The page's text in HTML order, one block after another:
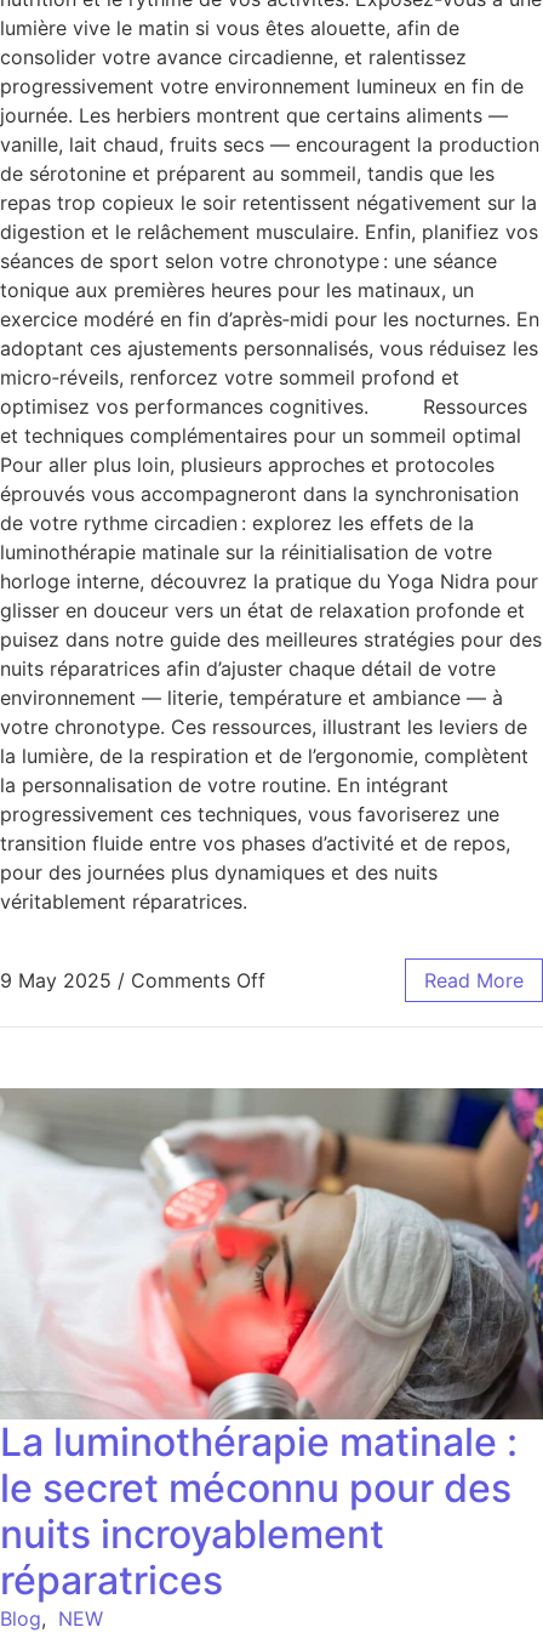
lumière vive le matin si vous êtes alouette, afin de
consolider votre avance circadienne, et ralentissez
progressivement votre environnement lumineux en fin de
journée. Les herbiers montrent que certains aliments —
vanille, lait chaud, fruits secs — encouragent la production
de sérotonine et préparent au sommeil, tandis que les
repas trop copieux le soir retentissent négativement sur la
digestion et le relâchement musculaire. Enfin, planifiez vos
séances de sport selon votre chronotype : une séance
tonique aux premières heures pour les matinaux, un
exercice modéré en fin d’après‑midi pour les nocturnes. En
adoptant ces ajustements personnalisés, vous réduisez les
micro‑réveils, renforcez votre sommeil profond et
optimisez vos performances cognitives. Ressources
et techniques complémentaires pour un sommeil optimal
Pour aller plus loin, plusieurs approches et protocoles
éprouvés vous accompagneront dans la synchronisation
de votre rythme circadien : explorez les effets de la
luminothérapie matinale sur la réinitialisation de votre
horloge interne, découvrez la pratique du Yoga Nidra pour
glisser en douceur vers un état de relaxation profonde et
puisez dans notre guide des meilleures stratégies pour des
nuits réparatrices afin d’ajuster chaque détail de votre
environnement — literie, température et ambiance — à
votre chronotype. Ces ressources, illustrant les leviers de
la lumière, de la respiration et de l’ergonomie, complètent
la personnalisation de votre routine. En intégrant
progressivement ces techniques, vous favoriserez une
transition fluide entre vos phases d’activité et de repos,
pour des journées plus dynamiques et des nuits
véritablement réparatrices.
9 May 2025 / Comments Off Read More
La luminothérapie matinale :
le secret méconnu pour des
nuits incroyablement
réparatrices
Blog, NEW